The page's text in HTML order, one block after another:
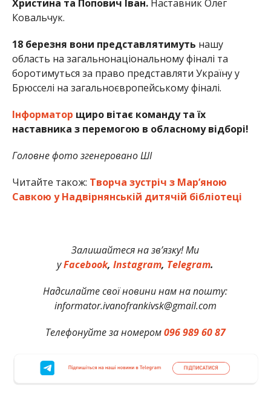
Христина та Попович Іван. Наставник Олег
Ковальчук.
18 березня вони представлятимуть нашу
область на загальнонаціональному фіналі та
боротимуться за право представляти Україну у
Брюсселі на загальноєвропейському фіналі.
Інформатор щиро вітає команду та їх
наставника з перемогою в обласному відборі!
Головне фото згенеровано ШІ
Читайте також: Творча зустріч з Мар’яною
Савкою у Надвірнянській дитячій бібліотеці
Залишайтеся на зв’язку! Ми
уFacebook,Instagram, Telegram.
Надсилайте свої новини нам на пошту:
informator.ivanofrankivsk@gmail.com
Телефонуйте за номером096 989 60 87